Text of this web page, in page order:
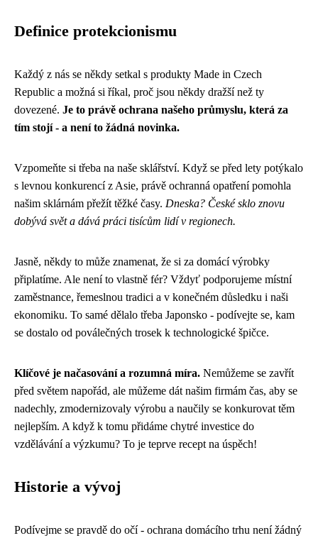
Definice protekcionismu
Každý z nás se někdy setkal s produkty Made in Czech
Republic a možná si říkal, proč jsou někdy dražší než ty
dovezené. Je to právě ochrana našeho průmyslu, která za
tím stojí - a není to žádná novinka.
Vzpomeňte si třeba na naše sklářství. Když se před lety potýkalo
s levnou konkurencí z Asie, právě ochranná opatření pomohla
našim sklárnám přežít těžké časy. Dneska? České sklo znovu
dobývá svět a dává práci tisícům lidí v regionech.
Jasně, někdy to může znamenat, že si za domácí výrobky
připlatíme. Ale není to vlastně fér? Vždyť podporujeme místní
zaměstnance, řemeslnou tradici a v konečném důsledku i naši
ekonomiku. To samé dělalo třeba Japonsko - podívejte se, kam
se dostalo od poválečných trosek k technologické špičce.
Klíčové je načasování a rozumná míra. Nemůžeme se zavřít
před světem napořád, ale můžeme dát našim firmám čas, aby se
nadechly, zmodernizovaly výrobu a naučily se konkurovat těm
nejlepším. A když k tomu přidáme chytré investice do
vzdělávání a výzkumu? To je teprve recept na úspěch!
Historie a vývoj
Podívejme se pravdě do očí - ochrana domácího trhu není žádný